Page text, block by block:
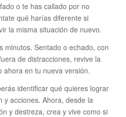
o te has callado por no
qué harías diferente si
la misma situación de nuevo.
minutos. Sentado o echado, con
de distracciones, revive la
ahora en tu nueva versión.
identificar qué quieres lograr
y acciones. Ahora, desde la
y destreza, crea y vive como si